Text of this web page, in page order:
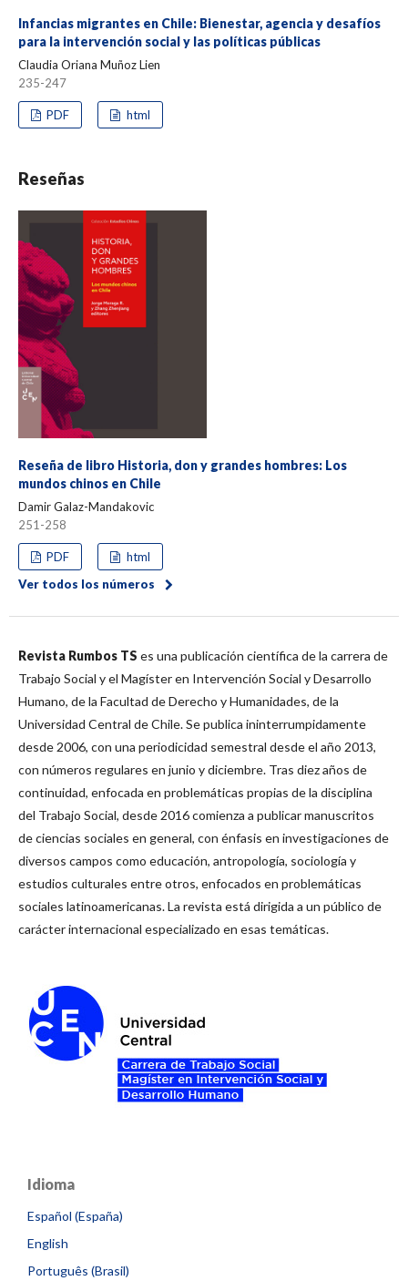
Infancias migrantes en Chile: Bienestar, agencia y desafíos
para la intervención social y las políticas públicas
Claudia Oriana Muñoz Lien
235-247
PDF html
Reseñas
Reseña de libro Historia, don y grandes hombres: Los
mundos chinos en Chile
Damir Galaz-Mandakovic
251-258
PDF
html
Ver todos los números
Revista Rumbos TS es una publicación científica de la carrera de
Trabajo Social y el Magíster en Intervención Social y Desarrollo
Humano, de la Facultad de Derecho y Humanidades, de la
Universidad Central de Chile. Se publica ininterrumpidamente
desde 2006, con una periodicidad semestral desde el año 2013,
con números regulares en junio y diciembre. Tras diez años de
continuidad, enfocada en problemáticas propias de la disciplina
del Trabajo Social, desde 2016 comienza a publicar manuscritos
de ciencias sociales en general, con énfasis en investigaciones de
diversos campos como educación, antropología, sociología y
estudios culturales entre otros, enfocados en problemáticas
sociales latinoamericanas. La revista está dirigida a un público de
carácter internacional especializado en esas temáticas.
Idioma
Español (España)
English
Português (Brasil)